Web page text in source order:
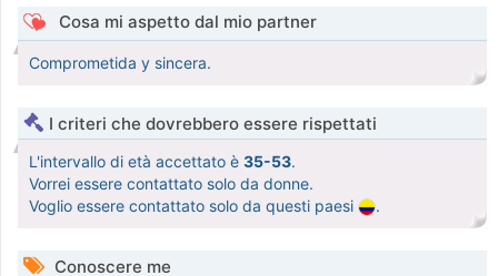
Cosa mi aspetto dal mio partner
Comprometida y sincera.
I criteri che dovrebbero essere rispettati
L'intervallo di età accettato è 35-53.
Vorrei essere contattato solo da donne.
Voglio essere contattato solo da questi paesi
.
Conoscere me